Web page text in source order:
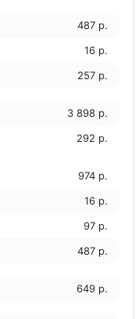
487 р.
16 р.
257 р.
3 898 р.
292 р.
974 р.
16 р.
97 р.
487 р.
649 р.